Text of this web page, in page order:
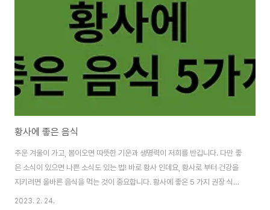
황사에 좋은 음식
추운 겨울이 가고, 봄이오면 따뜻한 기운과 생명력이 저희를 반깁니다. 다만 좋
은 소식이 있으면 나쁜 소식도 있는 법! 바로 황사 인데요, 황사로 부터 건강을
지키려면 올바른 음식을 먹는 것이 중요합니다. 황사에 좋은 5 가지 권장 식품
정리해드리겠습니다. 1. 초록색 잎 채소 시금치, 케일과 같은 초록잎 채소는 항
2023. 2. 24.